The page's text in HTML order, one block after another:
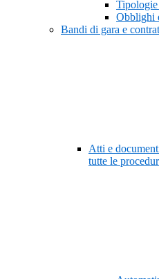
Obblighi
Bandi di gara e
Atti e
tutte le